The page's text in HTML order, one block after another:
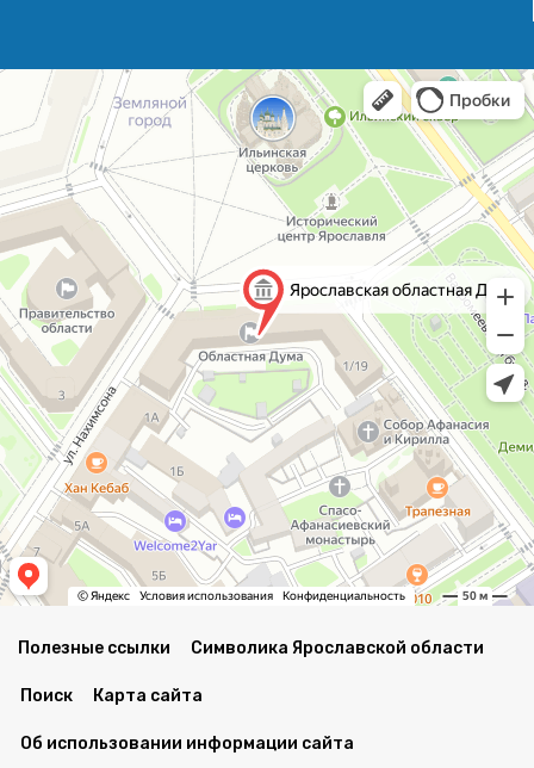
Полезные ссылки Символика Ярославской области
Поиск Карта сайта
Об использовании информации сайта